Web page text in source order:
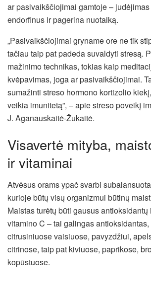
ar pasivaikščiojimai gamtoje –
endorfinus ir pagerina nuotaiką.
„Pasivaikščiojimai gryname ore ne tik
tačiau taip pat padeda suvaldyti stresą.
mažinimo technikas, tokias kaip
kvėpavimas, joga ar pasivaikščiojimai.
sumažinti streso hormono kortizolio
veikia imunitetą”, – apie streso poveikį
J. Aganauskaitė-Žukaitė.
Visavertė mityba,
ir vitaminai
Atvėsus orams ypač svarbi
kurioje būtų visų organizmui būtinų
Maistas turėtų būti gausus
vitamino C – tai galingas
citrusiniuose vaisiuose, pavyzdžiui,
citrinose, taip pat kiviuose, paprikose,
kopūstuose.